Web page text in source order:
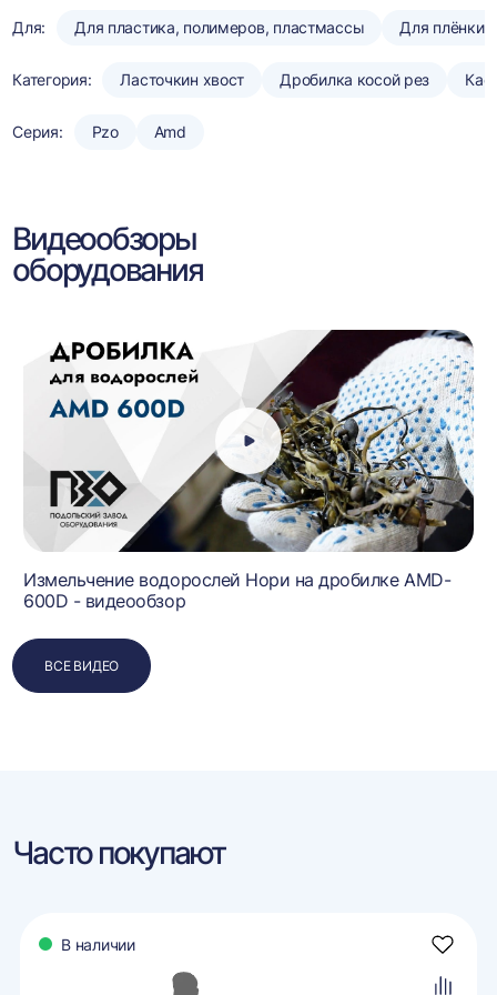
Для: Для пластика, полимеров, пластмассы Для плёнки
Категория: Ласточкин хвост Дробилка косой рез
Серия: Pzo Amd
Видеообзоры
оборудования
Измельчение водорослей Нори на дробилке AMD-
600D - видеообзор
ВСЕ ВИДЕО
Часто покупают
В наличии